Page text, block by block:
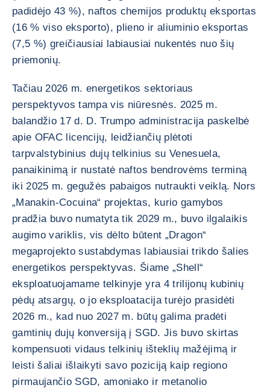
padidėjo 43 %), naftos chemijos produktų eksportas
(16 % viso eksporto), plieno ir aliuminio eksportas
(7,5 %) greičiausiai labiausiai nukentės nuo šių
priemonių.
Tačiau 2026 m. energetikos sektoriaus
perspektyvos tampa vis niūresnės. 2025 m.
balandžio 17 d. D. Trumpo administracija paskelbė
apie OFAC licencijų, leidžiančių plėtoti
tarpvalstybinius dujų telkinius su Venesuela,
panaikinimą ir nustatė naftos bendrovėms terminą
iki 2025 m. gegužės pabaigos nutraukti veiklą. Nors
„Manakin-Cocuina“ projektas, kurio gamybos
pradžia buvo numatyta tik 2029 m., buvo ilgalaikis
augimo variklis, vis dėlto būtent „Dragon“
megaprojekto sustabdymas labiausiai trikdo šalies
energetikos perspektyvas. Šiame „Shell“
eksploatuojamame telkinyje yra 4 trilijonų kubinių
pėdų atsargų, o jo eksploatacija turėjo prasidėti
2026 m., kad nuo 2027 m. būtų galima pradėti
gamtinių dujų konversiją į SGD. Jis buvo skirtas
kompensuoti vidaus telkinių išteklių mažėjimą ir
leisti šaliai išlaikyti savo poziciją kaip regiono
pirmaujančio SGD, amoniako ir metanolio